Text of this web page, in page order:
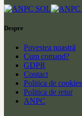
Despre
Povestea noastră
Cum comand?
GDPR
Contact
Politica de cookies
Politica de retur
ANPC